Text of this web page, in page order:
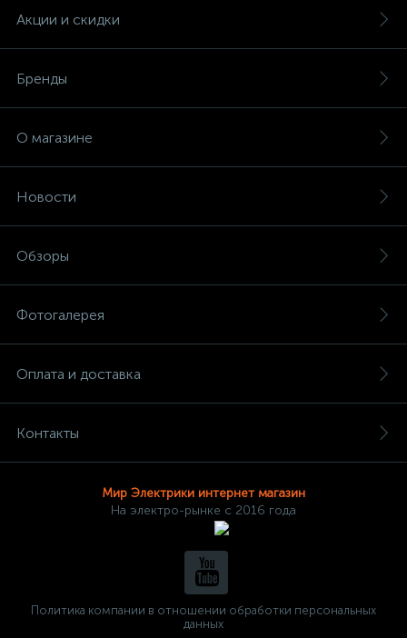
Акции и скидки
Бренды
О магазине
Новости
Обзоры
Фотогалерея
Оплата и доставка
Контакты
Мир Электрики интернет магазин
На электро-рынке с 2016 года
Политика компании в отношении обработки персональных
данных